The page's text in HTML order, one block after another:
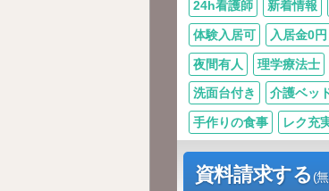
24h看護師 新着情報
体験入居可 入居金0円
夜間有人 理学療法士
洗面台付き 介護ベッ
手作りの食事 レク充
資料請求する(